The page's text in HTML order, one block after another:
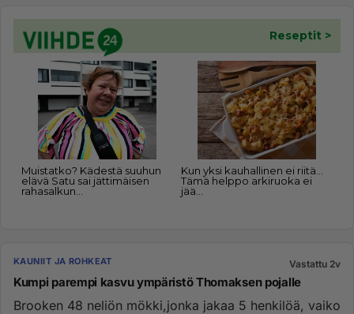
KAUNIIT JA ROHKEAT Vastattu 2v
Kumpi parempi kasvu ympäristö Thomaksen pojalle
Brooken 48 neliön mökki,jonka jakaa 5 henkilöä, vaiko